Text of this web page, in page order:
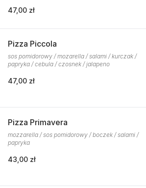
47,00 zł
Pizza Piccola
sos pomidorowy / mozarella / salami / kurczak /
papryka / cebula / czosnek / jalapeno
47,00 zł
Pizza Primavera
mozzarella / sos pomidorowy / boczek / salami /
papryka
43,00 zł